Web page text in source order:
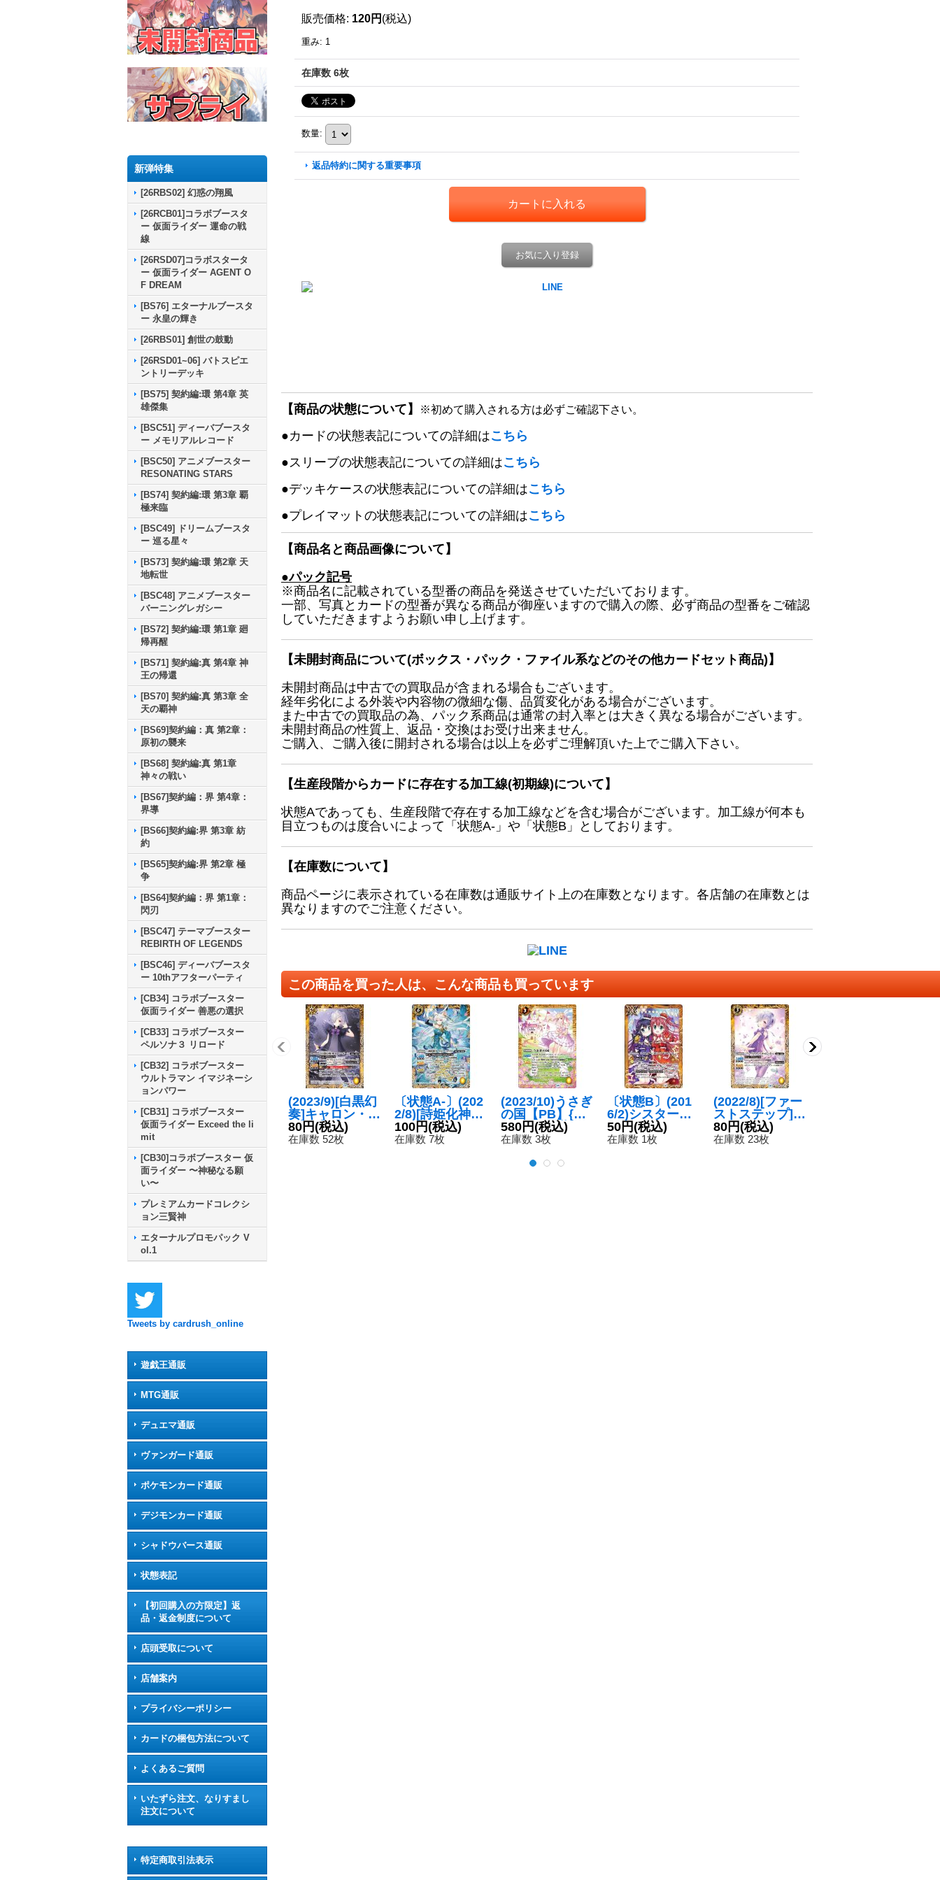
新弾特集
[26RBS02] 幻惑の翔風
[26RCB01]コラボブースタ
ー 仮面ライダー 運命の戦
線
[26RSD07]コラボスタータ
ー 仮面ライダー AGENT O
F DREAM
[BS76] エターナルブースタ
ー 永皇の輝き
[26RBS01] 創世の鼓動
[26RSD01~06] バトスピエ
ントリーデッキ
[BS75] 契約編:環 第4章 英
雄傑集
[BSC51] ディーバブースタ
ー メモリアルレコード
[BSC50] アニメブースター
RESONATING STARS
[BS74] 契約編:環 第3章 覇
極来臨
[BSC49] ドリームブースタ
ー 巡る星々
[BS73] 契約編:環 第2章 天
地転世
[BSC48] アニメブースター
バーニングレガシー
[BS72] 契約編:環 第1章 廻
帰再醒
[BS71] 契約編:真 第4章 神
王の帰還
[BS70] 契約編:真 第3章 全
天の覇神
[BS69]契約編：真 第2章：
原初の襲来
[BS68] 契約編:真 第1章
神々の戦い
[BS67]契約編：界 第4章：
界導
[BS66]契約編:界 第3章 紡
約
[BS65]契約編:界 第2章 極
争
[BS64]契約編：界 第1章：
閃刃
[BSC47] テーマブースター
REBIRTH OF LEGENDS
[BSC46] ディーバブースタ
ー 10thアフターパーティ
[CB34] コラボブースター
仮面ライダー 善悪の選択
[CB33] コラボブースター
ペルソナ３ リロード
[CB32] コラボブースター
ウルトラマン イマジネーシ
ョンパワー
[CB31] コラボブースター
仮面ライダー Exceed the li
mit
[CB30]コラボブースター 仮
面ライダー 〜神秘なる願
い〜
プレミアムカードコレクシ
ョン三賢神
エターナルプロモパック V
ol.1
Tweets by cardrush_online
遊戯王通販
MTG通販
デュエマ通販
ヴァンガード通販
ポケモンカード通販
デジモンカード通販
シャドウバース通販
状態表記
【初回購入の方限定】返
品・返金制度について
店頭受取について
店舗案内
プライバシーポリシー
カードの梱包方法について
よくあるご質問
いたずら注文、なりすまし
注文について
特定商取引法表示
販売価格: 120円 (税込)
重み: 1
在庫数 6枚
数量:
返品特約に関する重要事項
お気に入り登録
【商品の状態について】 ※初めて購入される方は必ずご確認下さい。
●カードの状態表記についての詳細はこちら
●スリーブの状態表記についての詳細はこちら
●デッキケースの状態表記についての詳細はこちら
●プレイマットの状態表記についての詳細はこちら
【商品名と商品画像について】
●パック記号
※商品名に記載されている型番の商品を発送させていただいております。
一部、写真とカードの型番が異なる商品が御座いますので購入の際、必ず商品の型番をご確認
していただきますようお願い申し上げます。
【未開封商品について(ボックス・パック・ファイル系などのその他カードセット商品)】
未開封商品は中古での買取品が含まれる場合もございます。
経年劣化による外装や内容物の微細な傷、品質変化がある場合がございます。
また中古での買取品の為、パック系商品は通常の封入率とは大きく異なる場合がございます。
未開封商品の性質上、返品・交換はお受け出来ません。
ご購入、ご購入後に開封される場合は以上を必ずご理解頂いた上でご購入下さい。
【生産段階からカードに存在する加工線(初期線)について】
状態Aであっても、生産段階で存在する加工線などを含む場合がございます。加工線が何本も
目立つものは度合いによって「状態A-」や「状態B」としております。
【在庫数について】
商品ページに表示されている在庫数は通販サイト上の在庫数となります。各店舗の在庫数とは
異なりますのでご注意ください。
この商品を買った人は、こんな商品も買っています
(2023/9)[白黒幻
奏]キャロン・ポ
ーン【C】{BSC
40-013}《黄》
80円(税込)
在庫数 52枚
〔状態A-〕(202
2/8)[詩姫化神]
ガーヤトリー・
フォックス
100円(税込)
在庫数 7枚
(2023/10)うさぎ
の国【PB】{PB
33-004}《黄》
580円(税込)
在庫数 3枚
〔状態B〕(201
6/2)シスターズ
シンドローム
【P】{P15-22}
50円(税込)
在庫数 1枚
(2022/8)[ファー
ストステップ]キ
ャロン・ポーン
【C】{BSC39-0
80円(税込)
在庫数 23枚